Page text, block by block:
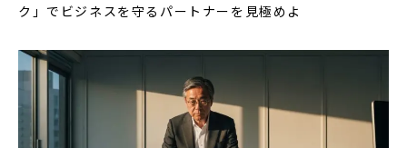
ク」でビジネスを守るパートナーを見極めよ